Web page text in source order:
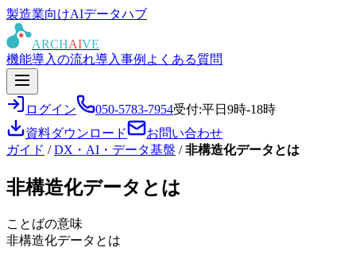
製造業向けAIデータハブ
ARCHAIVE
機能導入の流れ導入事例 よくある質問
ログイン 050-5783-7954受付:平日9時-18時
資料ダウンロード
お問い合わせ
ガイド /DX・AI・データ基盤 /非構造化データとは
非構造化データとは
ことばの意味
非構造化データとは